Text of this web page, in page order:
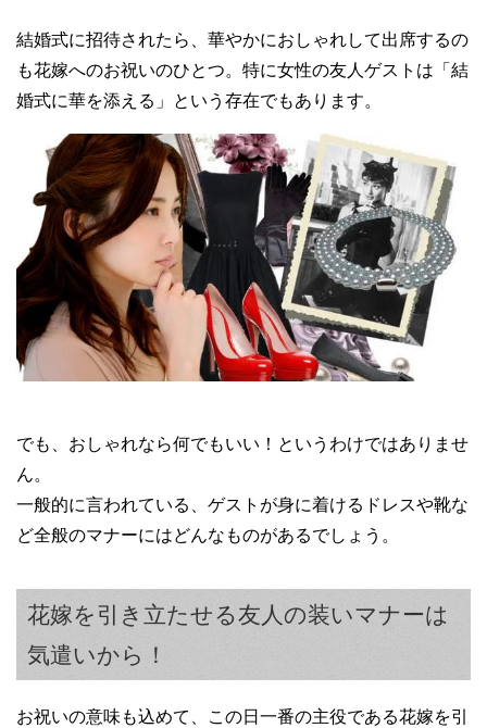
結婚式に招待されたら、華やかにおしゃれして出席するの
も花嫁へのお祝いのひとつ。特に女性の友人ゲストは「結
婚式に華を添える」という存在でもあります。
でも、おしゃれなら何でもいい！というわけではありませ
ん。
一般的に言われている、ゲストが身に着けるドレスや靴な
ど全般のマナーにはどんなものがあるでしょう。
花嫁を引き立たせる友人の装いマナーは
気遣いから！
お祝いの意味も込めて、この日一番の主役である花嫁を引